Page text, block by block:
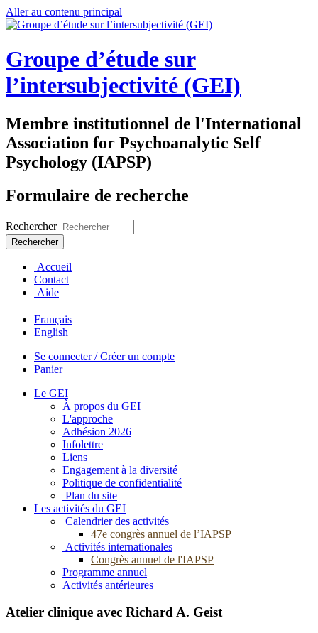
Aller au contenu principal
Groupe d’étude sur
l’intersubjectivité (GEI)
Membre institutionnel de l'International
Association for Psychoanalytic Self
Psychology (IAPSP)
Formulaire de recherche
Rechercher
Accueil
Contact
Aide
Français
English
Se connecter / Créer un compte
Panier
Le GEI
À propos du GEI
L'approche
Adhésion 2026
Infolettre
Liens
Engagement à la diversité
Politique de confidentialité
Plan du site
Les activités du GEI
Calendrier des activités
47e congrès annuel de l’IAPSP
Activités internationales
Congrès annuel de l'IAPSP
Programme annuel
Activités antérieures
Atelier clinique avec Richard A. Geist